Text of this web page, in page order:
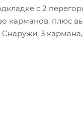
с 2
карманов, плюс
3